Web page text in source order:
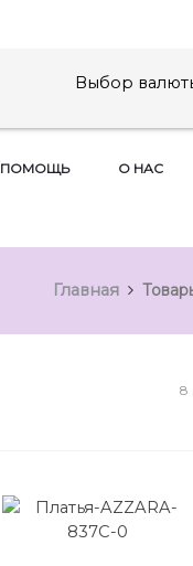
Выбор
ПОМОЩЬ О НАС
Главная
8